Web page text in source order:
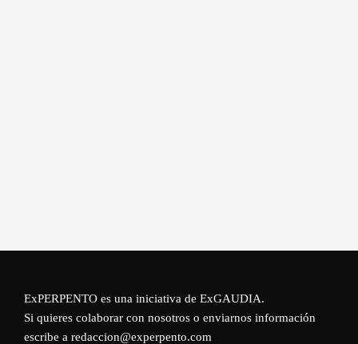
ExPERPENTO es una iniciativa de ExGAUDIA.
Si quieres colaborar con nosotros o enviarnos información
escribe a redaccion@experpento.com